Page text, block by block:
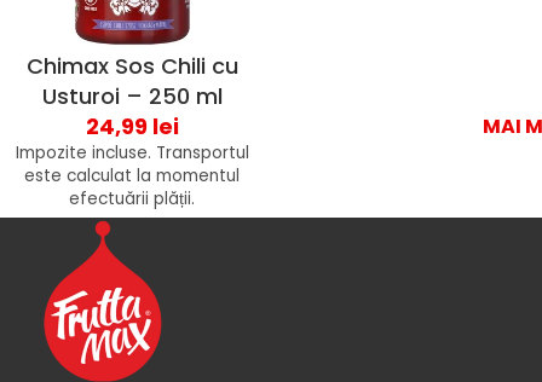
MAI
Chimax Sos Chili cu
Usturoi – 250 ml
24,99 lei
Impozite incluse. Transportul
este calculat la momentul
efectuării plății.